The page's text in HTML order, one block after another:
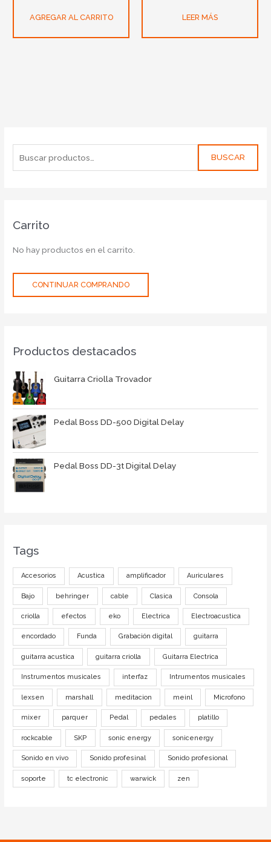
BUSCAR
Carrito
No hay productos en el carrito.
CONTINUAR COMPRANDO
Productos destacados
Guitarra Criolla Trovador
Pedal Boss DD-500 Digital Delay
Pedal Boss DD-3t Digital Delay
Tags
Accesorios Acustica amplificador Auriculares
Bajo behringer cable Clasica Consola
criolla efectos eko Electrica Electroacustica
encordado Funda Grabación digital guitarra
guitarra acustica guitarra criolla Guitarra Electrica
Instrumentos musicales interfaz Intrumentos musicales
lexsen marshall meditacion meinl Microfono
mixer parquer Pedal pedales platillo
rockcable SKP sonic energy sonicenergy
Sonido en vivo Sonido profesinal Sonido profesional
soporte tc electronic warwick zen
AGREGAR AL CARRITO LEER MÁS